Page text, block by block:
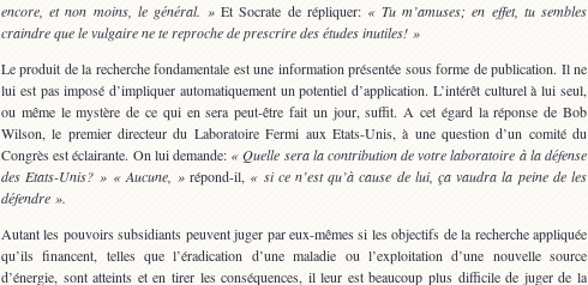
encore, et non moins, le général. » Et Socrate de répliquer: « Tu m’amuses; en effet, tu sembles
craindre que le vulgaire ne te reproche de prescrire des études inutiles! »
Le produit de la recherche fondamentale est une information présentée sous forme de publication. Il ne
lui est pas imposé d’impliquer automatiquement un potentiel d’application. L’intérêt culturel à lui seul,
ou même le mystère de ce qui en sera peut-être fait un jour, suffit. A cet égard la réponse de Bob
Wilson, le premier directeur du Laboratoire Fermi aux Etats-Unis, à une question d’un comité du
Congrès est éclairante. On lui demande: « Quelle sera la contribution de votre laboratoire à la défense
des Etats-Unis? » « Aucune, » répond-il, « si ce n’est qu’à cause de lui, ça vaudra la peine de les
défendre ».
Autant les pouvoirs subsidiants peuvent juger par eux-mêmes si les objectifs de la recherche appliquée
qu’ils financent, telles que l’éradication d’une maladie ou l’exploitation d’une nouvelle source
d’énergie, sont atteints et en tirer les conséquences, il leur est beaucoup plus difficile de juger de la